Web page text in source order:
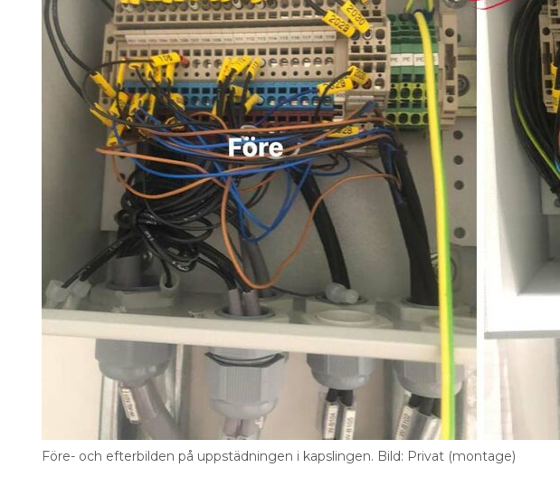
Före- och efterbilden på uppstädningen i kapslingen. Bild: Privat (montage)